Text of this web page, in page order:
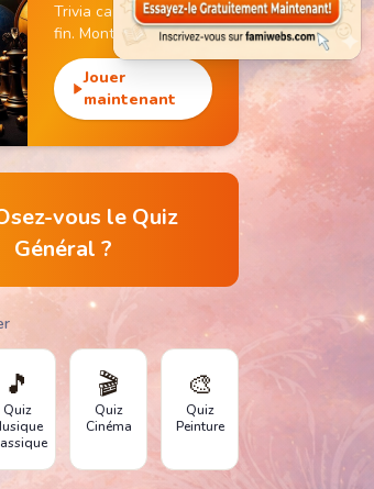
Trivia captivant sans
fin. Monte de niveau,
gagne des pièces et
débloque des
monuments
emblématiques.
Jouer
maintenant
vous le Quiz
Général ?
🎵
Quiz
🎬
Quiz
Cinéma
🎨
Quiz
Peinture